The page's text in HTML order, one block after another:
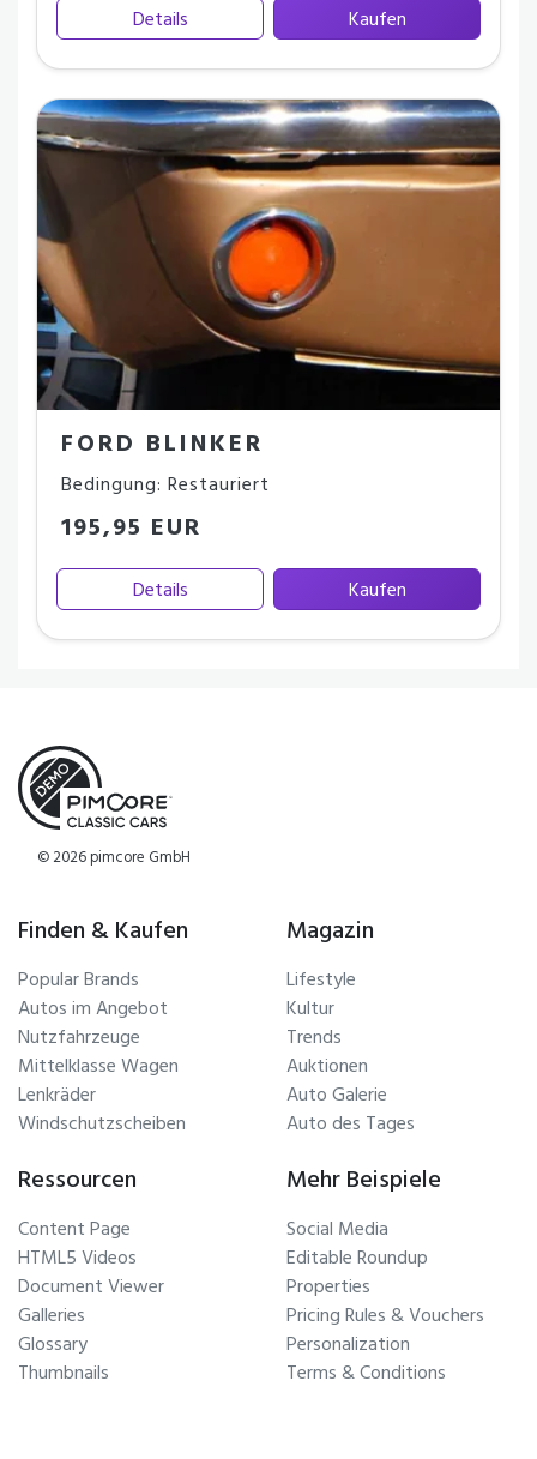
Details Kaufen
FORD BLINKER
Bedingung: Restauriert
195,95 EUR
Details Kaufen
© 2026 pimcore GmbH
Finden & Kaufen
Popular Brands
Autos im Angebot
Nutzfahrzeuge
Mittelklasse Wagen
Lenkräder
Windschutzscheiben
Magazin
Lifestyle
Kultur
Trends
Auktionen
Auto Galerie
Auto des Tages
Ressourcen
Content Page
HTML5 Videos
Document Viewer
Galleries
Glossary
Thumbnails
Mehr Beispiele
Social Media
Editable Roundup
Properties
Pricing Rules & Vouchers
Personalization
Terms & Conditions